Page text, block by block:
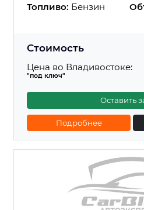
Топливо: Бензин
Стоимость
Цена во Владивостоке:
"под ключ"
Оставить
Подробнее